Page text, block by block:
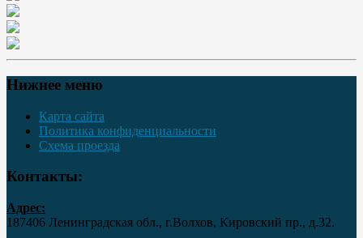
Нижнее меню
Карта сайта
Политика конфиденциальности
Схема проезда
Контакты:
Адрес:
187406 Ленинградская обл., г.Волхов, Кировский пр., д.32.